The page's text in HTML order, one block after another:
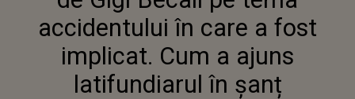
accidentului în care a fost
implicat. Cum a ajuns
latifundiarul în șanț